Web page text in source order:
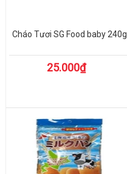
Cháo Tươi SG Food baby 240g
25.000₫